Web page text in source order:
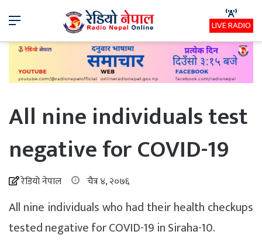
Menu LIVE RADIO
All nine individuals test
negative for COVID-19
रेडियो नेपाल चैत्र ४, २०७६
All nine individuals who had their health checkups
tested negative for COVID-19 in Siraha-10.